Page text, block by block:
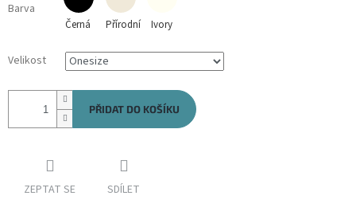
Barva
Černá Přírodní Ivory
Velikost
PŘIDAT DO KOŠÍKU
ZEPTAT SE SDÍLET